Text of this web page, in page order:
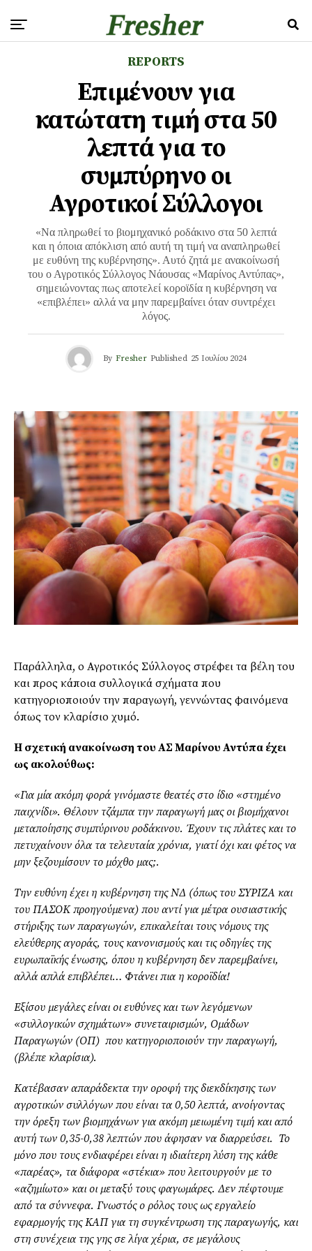
REPORTS
Επιμένουν για
κατώτατη τιμή στα 50
λεπτά για το
συμπύρηνο οι
Αγροτικοί Σύλλογοι
«Να πληρωθεί το βιομηχανικό ροδάκινο στα 50 λεπτά
και η όποια απόκλιση από αυτή τη τιμή να αναπληρωθεί
με ευθύνη της κυβέρνησης». Αυτό ζητά με ανακοίνωσή
του ο Αγροτικός Σύλλογος Νάουσας «Μαρίνος Αντύπας»,
σημειώνοντας πως αποτελεί κοροϊδία η κυβέρνηση να
«επιβλέπει» αλλά να μην παρεμβαίνει όταν συντρέχει
λόγος.
By Fresher Published 25 Ιουλίου 2024
Παράλληλα, ο Αγροτικός Σύλλογος στρέφει τα βέλη του
και προς κάποια συλλογικά σχήματα που
κατηγοριοποιούν την παραγωγή, γεννώντας φαινόμενα
όπως τον κλαρίσιο χυμό.
Η σχετική ανακοίνωση του ΑΣ Μαρίνου Αντύπα έχει
ως ακολούθως:
«Για μία ακόμη φορά γινόμαστε θεατές στο ίδιο «στημένο
παιχνίδι». Θέλουν τζάμπα την παραγωγή μας οι βιομήχανοι
μεταποίησης συμπύρινου ροδάκινου. Έχουν τις πλάτες και το
πετυχαίνουν όλα τα τελευταία χρόνια, γιατί όχι και φέτος να
μην ξεζουμίσουν το μόχθο μας;.
Την ευθύνη έχει η κυβέρνηση της ΝΔ (όπως του ΣΥΡΙΖΑ και
του ΠΑΣΟΚ προηγούμενα) που αντί για μέτρα ουσιαστικής
στήριξης των παραγωγών, επικαλείται τους νόμους της
ελεύθερης αγοράς, τους κανονισμούς και τις οδηγίες της
ευρωπαϊκής ένωσης, όπου η κυβέρνηση δεν παρεμβαίνει,
αλλά απλά επιβλέπει… Φτάνει πια η κοροϊδία!
Εξίσου μεγάλες είναι οι ευθύνες και των λεγόμενων
«συλλογικών σχημάτων» συνεταιρισμών, Ομάδων
Παραγωγών (ΟΠ) που κατηγοριοποιούν την παραγωγή,
(βλέπε κλαρίσια).
Κατέβασαν απαράδεκτα την οροφή της διεκδίκησης των
αγροτικών συλλόγων που είναι τα 0,50 λεπτά, ανοίγοντας
την όρεξη των βιομηχάνων για ακόμη μειωμένη τιμή και από
αυτή των 0,35-0,38 λεπτών που άφησαν να διαρρεύσει. Το
μόνο που τους ενδιαφέρει είναι η ιδιαίτερη λύση της κάθε
«παρέας», τα διάφορα «στέκια» που λειτουργούν με το
«αζημίωτο» και οι μεταξύ τους φαγωμάρες. Δεν πέφτουμε
από τα σύννεφα. Γνωστός ο ρόλος τους ως εργαλείο
εφαρμογής της ΚΑΠ για τη συγκέντρωση της παραγωγής, και
στη συνέχεια της γης σε λίγα χέρια, σε μεγάλους